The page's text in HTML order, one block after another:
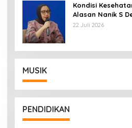
Kondisi
Alasan Nanik S
Mundur dari
22 Juli 2026
MUSIK
PENDIDIKAN